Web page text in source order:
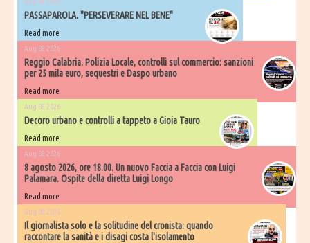
PASSAPAROLA. "PERSEVERARE NEL BENE"
Read more
Aug 08 2026
Reggio Calabria. Polizia Locale, controlli sul commercio: sanzioni
per 25 mila euro, sequestri e Daspo urbano
Read more
Aug 08 2026
Decoro urbano e controlli a tappeto a Gioia Tauro
Read more
Aug 08 2026
8 agosto 2026, ore 18.00. Un nuovo Faccia a Faccia con Luigi
Palamara. Ospite della diretta Luigi Longo
Read more
Aug 08 2026
Il giornalista solo e la solitudine del cronista: quando
raccontare la sanità e i disagi costa l'isolamento